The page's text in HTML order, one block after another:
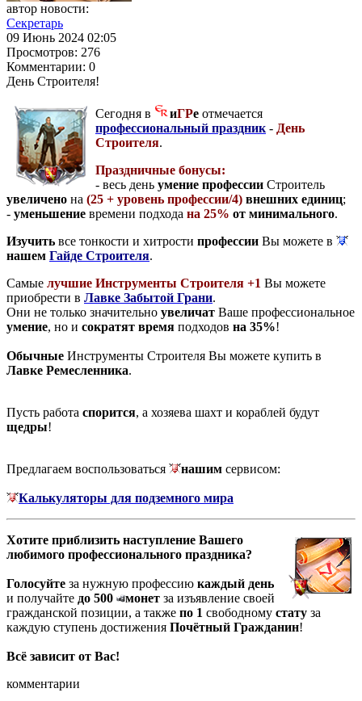
автор новости:
Секретарь
09 Июнь 2024 02:05
Просмотров: 276
Комментарии: 0
День Строителя!
Сегодня в иГРе отмечается
профессиональный праздник - День
Строителя.
Праздничные бонусы:
- весь день умение профессии Строитель
увеличено на (25 + уровень профессии/4) внешних единиц;
- уменьшение времени подхода на 25% от минимального.
Изучить все тонкости и хитрости профессии Вы можете в
нашем Гайде Строителя.
Самые лучшие Инструменты Строителя +1 Вы можете
приобрести в Лавке Забытой Грани.
Они не только значительно увеличат Ваше профессиональное
умение, но и сократят время подходов на 35%!
Обычные Инструменты Строителя Вы можете купить в
Лавке Ремесленника.
Пусть работа спорится, а хозяева шахт и кораблей будут
щедры!
Предлагаем воспользоваться нашим сервисом:
Калькуляторы для подземного мира
Хотите приблизить наступление Вашего
любимого профессионального праздника?
Голосуйте за нужную профессию каждый день
и получайте до 500 монет за изъявление своей
гражданской позиции, а также по 1 свободному стату за
каждую ступень достижения Почётный Гражданин!
Всё зависит от Вас!
комментарии